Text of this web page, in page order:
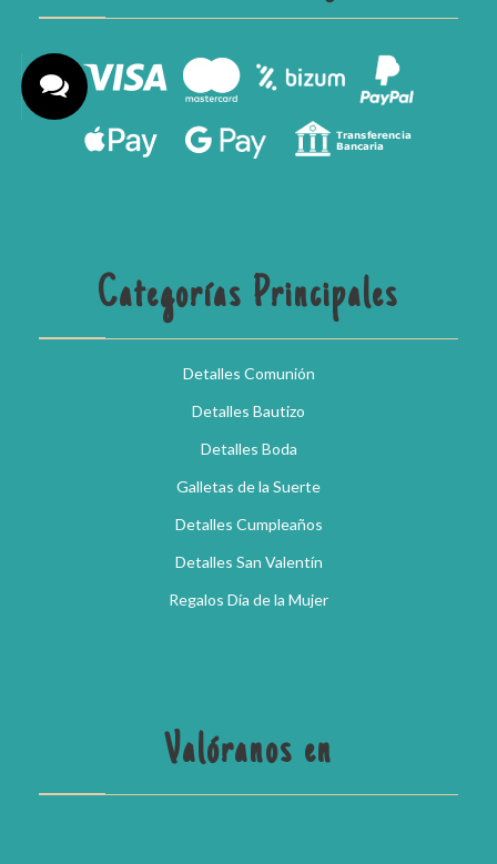
Categorías Principales
Detalles Comunión
Detalles Bautizo
Detalles Boda
Galletas de la Suerte
Detalles Cumpleaños
Detalles San Valentín
Regalos Día de la Mujer
Valóranos en